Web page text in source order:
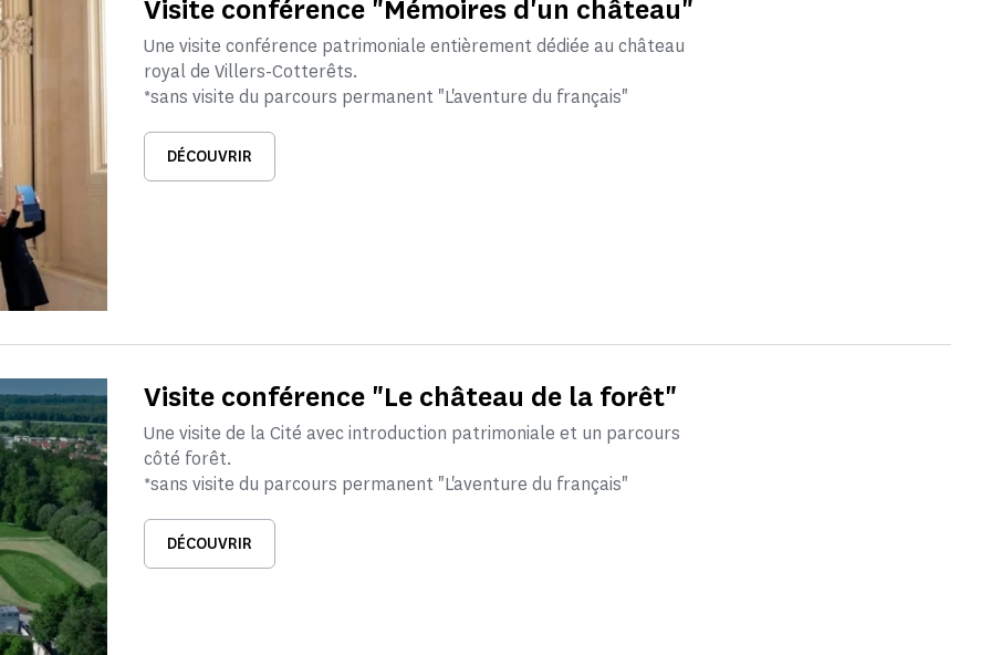
Visite conférence "Mémoires d'un château"
Une visite conférence patrimoniale entièrement dédiée au château
royal de Villers-Cotterêts.
*sans visite du parcours permanent "L'aventure du français"
DÉCOUVRIR
Visite conférence "Le château de la forêt"
Une visite de la Cité avec introduction patrimoniale et un parcours
côté forêt.
*sans visite du parcours permanent "L'aventure du français"
DÉCOUVRIR